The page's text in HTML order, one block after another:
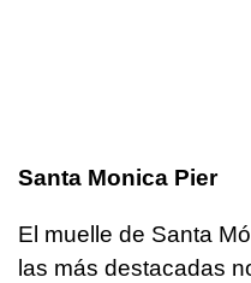
Santa Monica Pier
El muelle de Santa
las más destacadas